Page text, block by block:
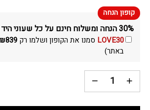
30% הנחה ומשלוח חינם על כל שעוני היד מבית
LOVE30 סמנו את הקופון ושלמו רק ₪839
באתר)